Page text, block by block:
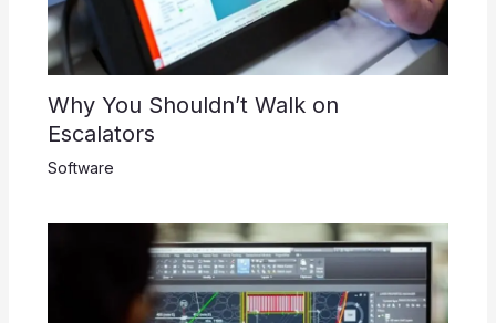
Why You Shouldn’t Walk on
Escalators
Software